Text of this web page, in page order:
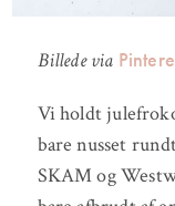
Billede via
Vi holdt
bare nusset
SKAM og